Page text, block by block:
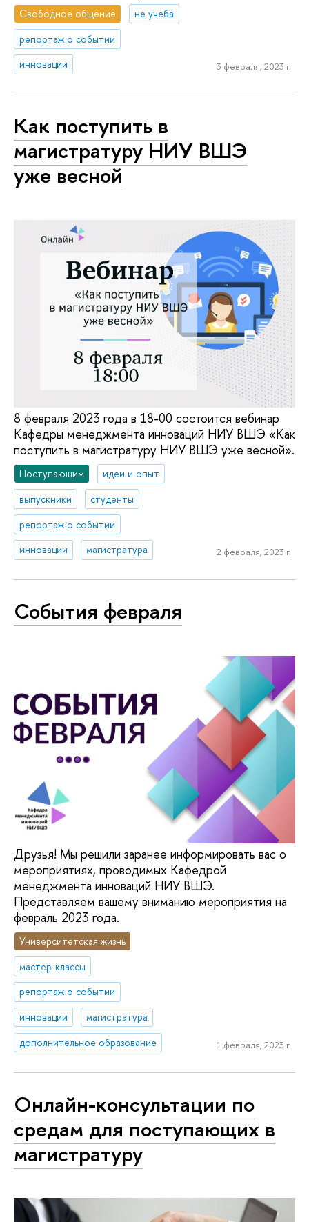
Свободное общение
не учеба
репортаж о событии
инновации
3 февраля, 2023 г.
Как поступить в
магистратуру НИУ ВШЭ
уже весной
8 февраля 2023 года в 18-00 состоится вебинар
Кафедры менеджмента инноваций НИУ ВШЭ «Как
поступить в магистратуру НИУ ВШЭ уже весной».
Поступающим
идеи и опыт
выпускники
студенты
репортаж о событии
инновации
магистратура 2 февраля, 2023 г.
События февраля
Друзья! Мы решили заранее информировать вас о
мероприятиях, проводимых Кафедрой
менеджмента инноваций НИУ ВШЭ.
Представляем вашему вниманию мероприятия на
февраль 2023 года.
Университетская жизнь
мастер-классы
репортаж о событии
инновации
магистратура
дополнительное образование
1 февраля, 2023 г.
Онлайн-консультации по
средам для поступающих в
магистратуру